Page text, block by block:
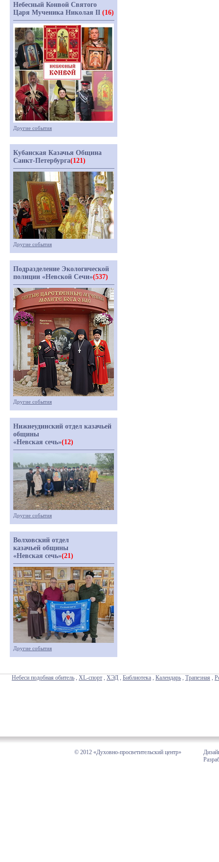
Небесный Конвой Святого
Царя Мученика Николая II (16)
Другие события
Кубанская Казачья Община
Санкт-Петербурга(121)
Другие события
Подразделение Экологической
полиции «Невской Сечи»(537)
Другие события
Нижнеудинский отдел казачьей
общины
«Невская сечь»(12)
Другие события
Волховский отдел
казачьей общины
«Невская сечь»(21)
Другие события
Небеси подобная обитель , XL-спорт , ХЭД , Библиотека , Календарь , Трапезная ,
© 2012 «Духовно-просветительский центр»